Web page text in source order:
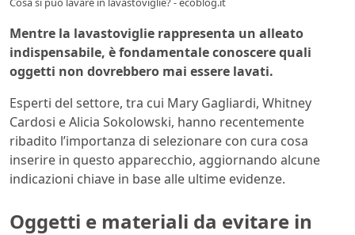
Mentre la lavastoviglie rappresenta un alleato
indispensabile, è fondamentale conoscere quali
oggetti non dovrebbero mai essere lavati.
Esperti del settore, tra cui Mary Gagliardi, Whitney
Cardosi e Alicia Sokolowski, hanno recentemente
ribadito l’importanza di selezionare con cura cosa
inserire in questo apparecchio, aggiornando alcune
indicazioni chiave in base alle ultime evidenze.
Oggetti e materiali da evitare in